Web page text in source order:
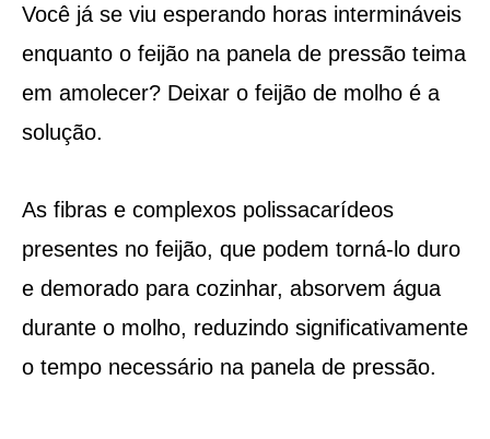
Você já se viu esperando horas intermináveis
enquanto o feijão na panela de pressão teima
em amolecer? Deixar o feijão de molho é a
solução.
As fibras e complexos polissacarídeos
presentes no feijão, que podem torná-lo duro
e demorado para cozinhar, absorvem água
durante o molho, reduzindo significativamente
o tempo necessário na panela de pressão.